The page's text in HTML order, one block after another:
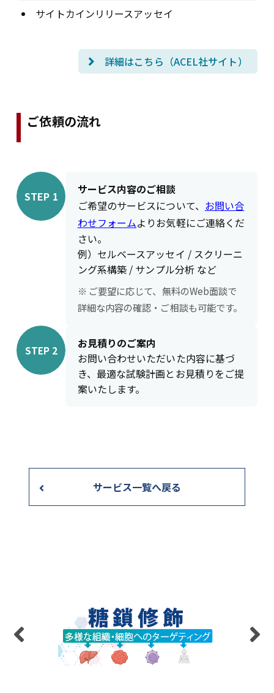
サイトカインリリースアッセイ
詳細はこちら（ACEL社サイト）
ご依頼の流れ
STEP 1
サービス内容のご相談
ご希望のサービスについて、 お問い合
わせフォームよりお気軽にご連絡くだ
さい。
例）セルベースアッセイ / スクリーニ
ング系構築 / サンプル分析 など
※ ご要望に応じて、無料のWeb面談で
詳細な内容の確認・ご相談も可能です。
STEP 2
お見積りのご案内
お問い合わせいただいた内容に基づ
き、最適な試験計画とお見積りをご提
案いたします。
サービス一覧へ戻る